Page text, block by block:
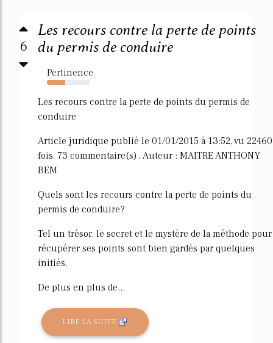
6
Les recours contre la perte de points
du permis de conduire
Pertinence
43%
Les recours contre la perte de points du permis de
conduire
Article juridique publié le 01/01/2015 à 13:52, vu 22460
fois, 73 commentaire(s) , Auteur : MAITRE ANTHONY
BEM
Quels sont les recours contre la perte de points du
permis de conduire?
Tel un trésor, le secret et le mystère de la méthode pour
récupérer ses points sont bien gardés par quelques
initiés.
De plus en plus de...
LIRE LA SUITE